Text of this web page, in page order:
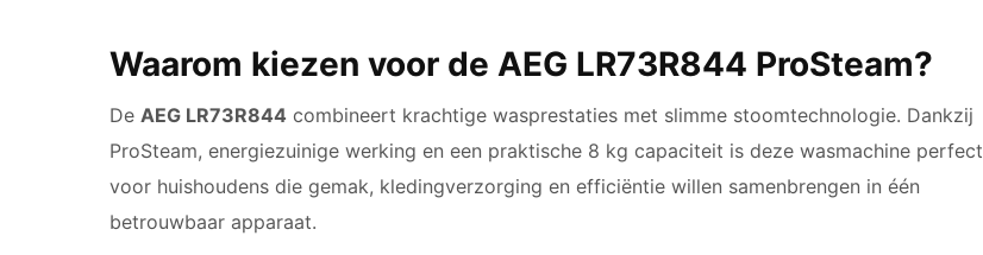
Waarom kiezen voor de AEG LR73R844 ProSteam?
De AEG LR73R844 combineert krachtige wasprestaties met slimme stoomtechnologie. Dankzij
ProSteam, energiezuinige werking en een praktische 8 kg capaciteit is deze wasmachine perfect
voor huishoudens die gemak, kledingverzorging en efficiëntie willen samenbrengen in één
betrouwbaar apparaat.